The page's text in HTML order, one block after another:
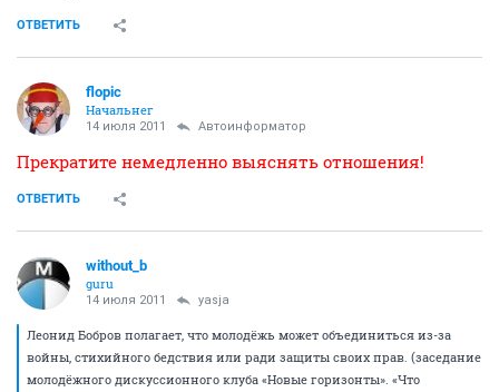
ОТВЕТИТЬ
flopic
Начальнег
14 июля 2011 Автоинформатор
Прекратите немедленно выяснять отношения!
ОТВЕТИТЬ
without_b
guru
14 июля 2011 yasja
Леонид Бобров полагает, что молодёжь может объединиться из-за
войны, стихийного бедствия или ради защиты своих прав. (заседание
молодёжного дискуссионного клуба «Новые горизонты». «Что